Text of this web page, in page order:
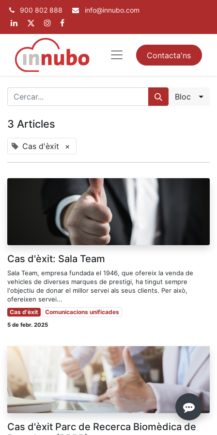
900 802 888 info@innubo.com
Contacta'ns
Bloc
3 Articles
Cas d'èxit ×
Cas d'èxit: Sala Team
Sala Team, empresa fundada el 1946, que ofereix la venda de
vehicles de diverses marques de prestigi, ha tingut sempre
l'objectiu de donar el millor servei als seus clients. Per això,
ofereixen servei...
Cas d'èxit Comunicacions unificades
5 de febr. 2025
Cas d'èxit Parc de Recerca Biomèdica de